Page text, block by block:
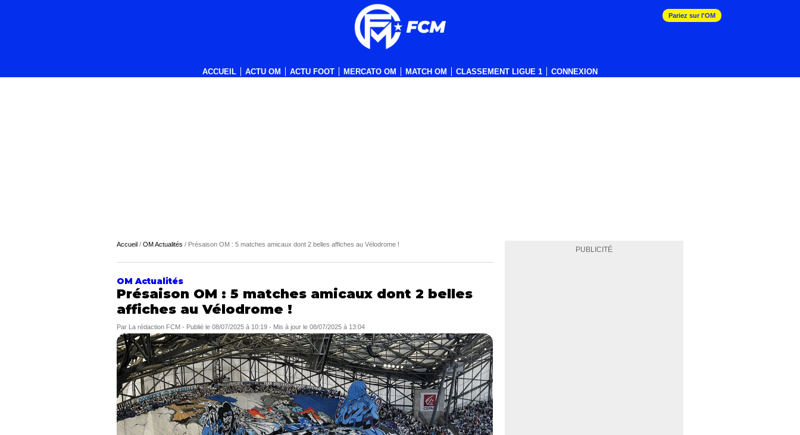
ACCUEIL ACTU OM ACTU FOOT MERCATO OM MATCH OM CLASSEMENT LIGUE 1 CONNEXION
Pariez sur l'OM
PUBLICITÉ
Accueil / OM Actualités / Présaison OM : 5 matches amicaux dont 2 belles affiches au Vélodrome !
OM Actualités
Présaison OM : 5 matches amicaux dont 2 belles
affiches au Vélodrome !
Par La rédaction FCM - Publié le 08/07/2025 à 10:19 - Mis à jour le 08/07/2025 à 13:04